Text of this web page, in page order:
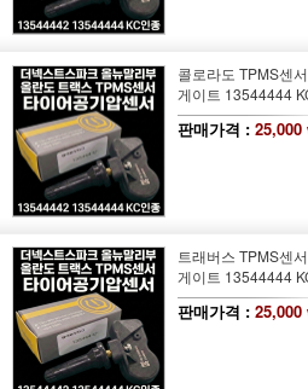
콜로라도 TPMS센
게이트 13544444
판매가격 : 25,000
트래버스 TPMS센
게이트 13544444
판매가격 : 25,000